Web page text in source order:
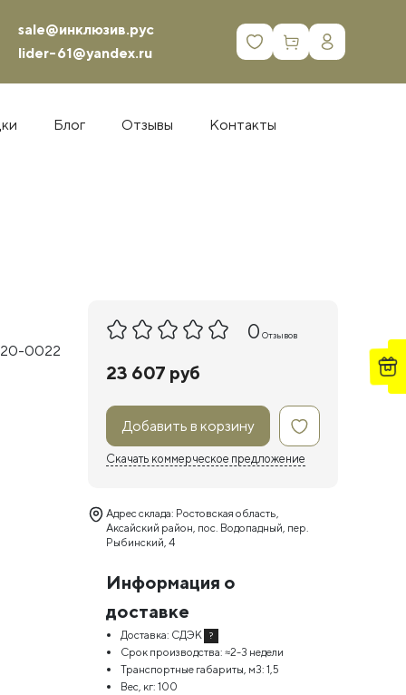
sale@инклюзив.рус
lider-61@yandex.ru
0
Блог Отзывы Контакты
0022
0 Отзывов
23 607 руб
Добавить в корзину
Скачать коммерческое предложение
Адрес склада: Ростовская область,
Аксайский район, пос. Водопадный, пер.
Рыбинский, 4
Информация о
доставке
Доставка: СДЭК ?
Срок производства: ≈2-3 недели
Транспортные габариты, м3: 1,5
Вес, кг: 100